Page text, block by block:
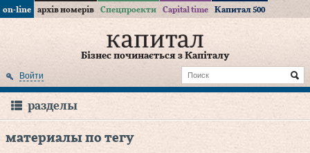
on-line архів номерів Спецпроекти Capital time Капитал 500
Бізнес починається з Капіталу
Войти
разделы
материалы по тегу